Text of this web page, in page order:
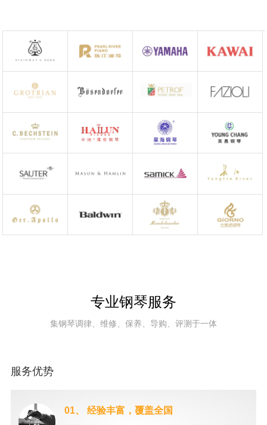
专业钢琴服务
集钢琴调律、维修、保养、导购、评测于一体
服务优势
01、 经验丰富，覆盖全国